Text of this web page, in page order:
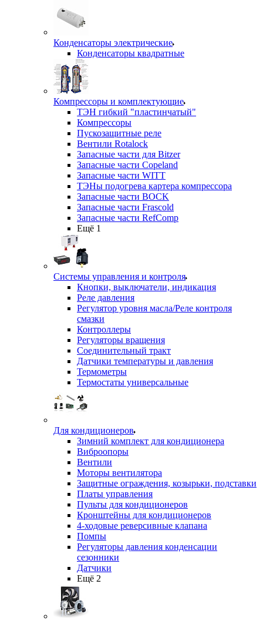
Конденсаторы электрические
Конденсаторы квадратные
Компрессоры и комплектующие
ТЭН гибкий "пластинчатый"
Компрессоры
Пускозащитные реле
Вентили Rotalock
Запасные части для Bitzer
Запасные части Copeland
Запасные части WITT
ТЭНы подогрева картера компрессора
Запасные части BOCK
Запасные части Frascold
Запасные части RefComp
Ещё 1
Системы управления и контроля
Кнопки, выключатели, индикация
Реле давления
Регулятор уровня масла/Реле контроля
смазки
Контроллеры
Регуляторы вращения
Соединительный тракт
Датчики температуры и давления
Термометры
Термостаты универсальные
Для кондиционеров
Зимний комплект для кондиционера
Виброопоры
Вентили
Моторы вентилятора
Защитные ограждения, козырьки, подставки
Платы управления
Пульты для кондиционеров
Кронштейны для кондиционеров
4-ходовые реверсивные клапана
Помпы
Регуляторы давления конденсации
сезонники
Датчики
Ещё 2